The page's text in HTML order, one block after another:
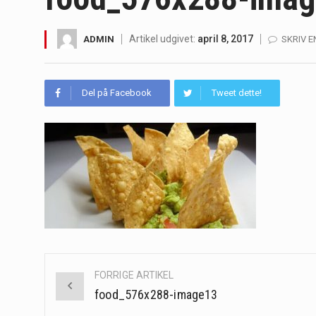
Irritabel tyktarm (Irritable Bowel
Padel er en sport, der er blevet
Massagestole er ikke længere
Saunaer har været en del af
Når det kommer til sundhed og
Sunde måltidskasser er en
ADMIN Artikel udgivet: april 8, 2017 SKRIV
Del på Facebook Tweet dette!
Post
navigation
FORRIGE ARTIKEL
food_576x288-image13